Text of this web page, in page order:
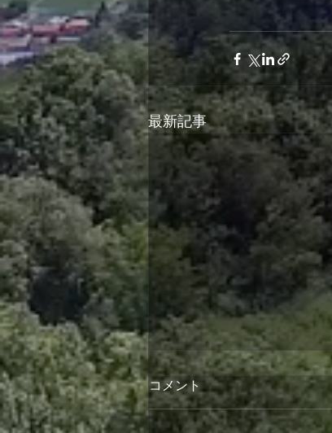
最新記事
コメント